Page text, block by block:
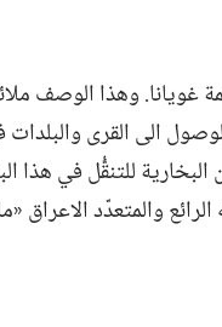
غويانا.‏ وهذا الوصف
للوصول الى القرى
للتنقُّل في هذا
والمتعدّد الاعراق